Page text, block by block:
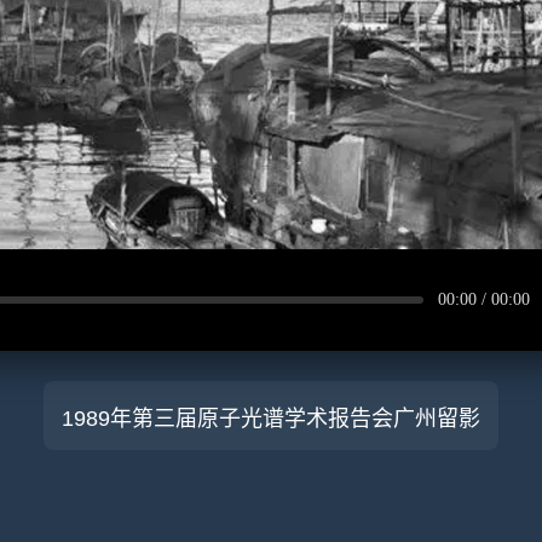
00:00 / 00:00
1989年第三届原子光谱学术报告会广州留影